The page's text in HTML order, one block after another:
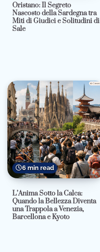
Oristano: Il Segreto
Nascosto della Sardegna tra
Miti di Giudici e Solitudini di
Sale
6 min read
L’Anima Sotto la Calca:
Quando la Bellezza Diventa
una Trappola a Venezia,
Barcellona e Kyoto